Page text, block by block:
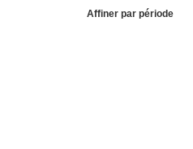
Affiner par période